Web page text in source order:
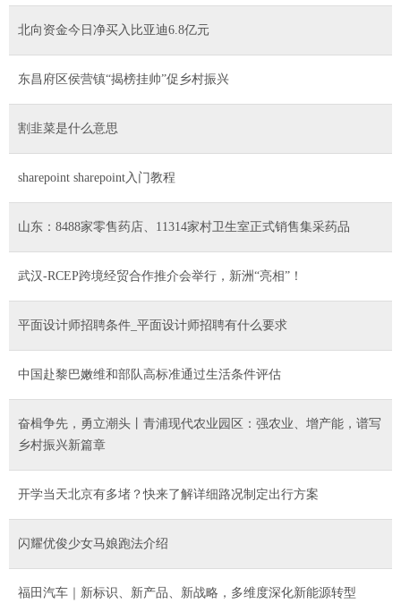
北向资金今日净买入比亚迪6.8亿元
东昌府区侯营镇“揭榜挂帅”促乡村振兴
割韭菜是什么意思
sharepoint sharepoint入门教程
山东：8488家零售药店、11314家村卫生室正式销售集采药品
武汉-RCEP跨境经贸合作推介会举行，新洲“亮相”！
平面设计师招聘条件_平面设计师招聘有什么要求
中国赴黎巴嫩维和部队高标准通过生活条件评估
奋楫争先，勇立潮头丨青浦现代农业园区：强农业、增产能，谱写
乡村振兴新篇章
开学当天北京有多堵？快来了解详细路况制定出行方案
闪耀优俊少女马娘跑法介绍
福田汽车｜新标识、新产品、新战略，多维度深化新能源转型